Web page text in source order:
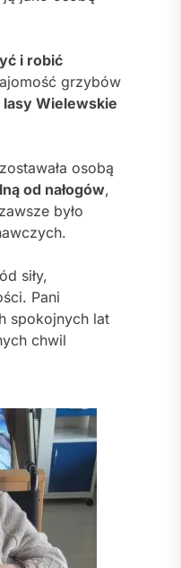
i robić
grzybów
lasy Wielewskie
osobą
od nałogów,
było
siły,
Pani
spokojnych lat
chwil